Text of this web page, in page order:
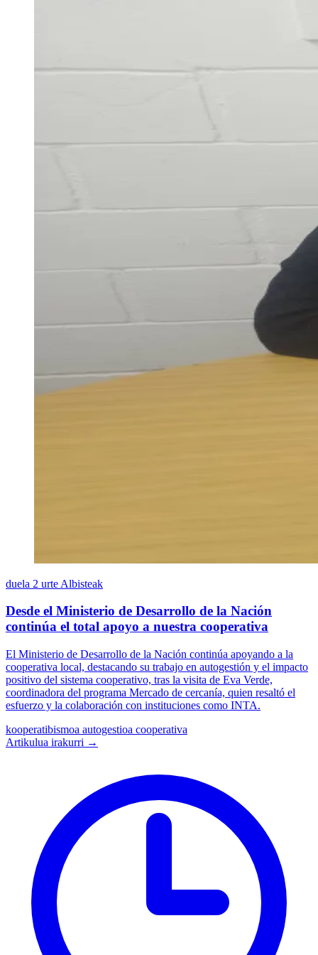
duela 2 urte Albisteak
Desde el Ministerio de Desarrollo de la Nación
continúa el total apoyo a nuestra cooperativa
El Ministerio de Desarrollo de la Nación continúa apoyando a la
cooperativa local, destacando su trabajo en autogestión y el impacto
positivo del sistema cooperativo, tras la visita de Eva Verde,
coordinadora del programa Mercado de cercanía, quien resaltó el
esfuerzo y la colaboración con instituciones como INTA.
kooperatibismoa autogestioa cooperativa
Artikulua irakurri →